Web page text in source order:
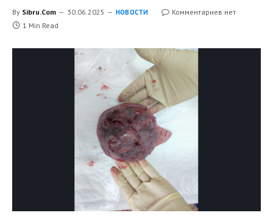
By Sibru.Com 30.06.2025 НОВОСТИ
Комментариев нет
1 Min Read